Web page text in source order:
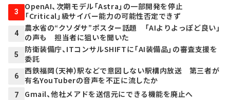
3
OpenAI、次期モデル「Astra」の一部開発を停止
「Critical」級サイバー能力の可能性否定できず
4
農水省の“クソダサ”ポスター話題 「AIよりよっぽど良い」
の声も 担当者に狙いを聞いた
5
防衛装備庁、ITコンサルSHIFTに「AI装備品」の審査支援を
委託
6
西鉄福岡（天神）駅などで意図しない駅構内放送 第三者が
有名YouTuberの音声を不正に流したか
7 Gmail、他社メアドを送信元にできる機能を廃止へ